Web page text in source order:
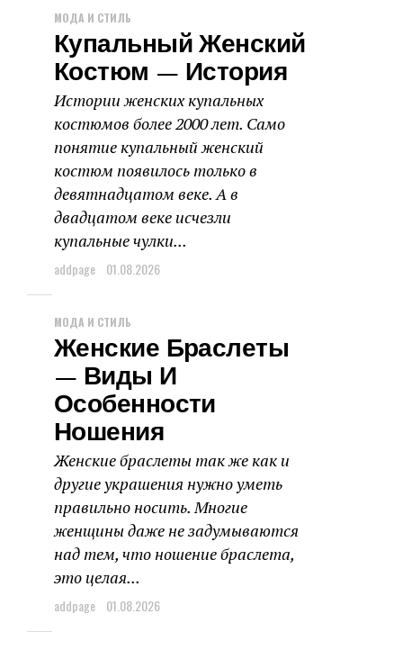
МОДА И СТИЛЬ
Купальный Женский
Костюм — История
Истории женских купальных
костюмов более 2000 лет. Само
понятие купальный женский
костюм появилось только в
девятнадцатом веке. А в
двадцатом веке исчезли
купальные чулки...
addpage 01.08.2026
МОДА И СТИЛЬ
Женские Браслеты
— Виды И
Особенности
Ношения
Женские браслеты так же как и
другие украшения нужно уметь
правильно носить. Многие
женщины даже не задумываются
над тем, что ношение браслета,
это целая...
addpage 01.08.2026